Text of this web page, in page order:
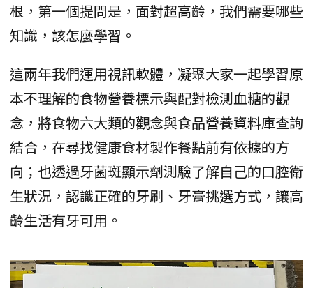
根，第一個提問是，面對超高齡，我們需要哪些
知識，該怎麼學習。
這兩年我們運用視訊軟體，凝聚大家一起學習原
本不理解的食物營養標示與配對檢測血糖的觀
念，將食物六大類的觀念與食品營養資料庫查詢
結合，在尋找健康食材製作餐點前有依據的方
向；也透過牙菌斑顯示劑測驗了解自己的口腔衛
生狀況，認識正確的牙刷、牙膏挑選方式，讓高
齡生活有牙可用。